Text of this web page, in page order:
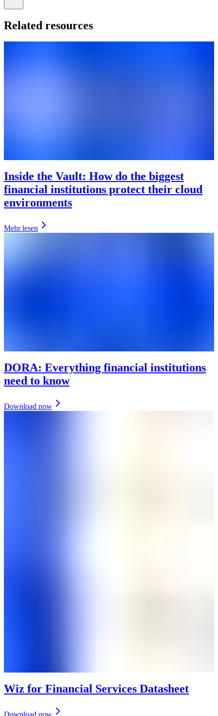
Related resources
Inside the Vault: How do the biggest
financial institutions protect their cloud
environments
Mehr lesen
DORA: Everything financial institutions
need to know
Download now
Wiz for Financial Services Datasheet
Download now